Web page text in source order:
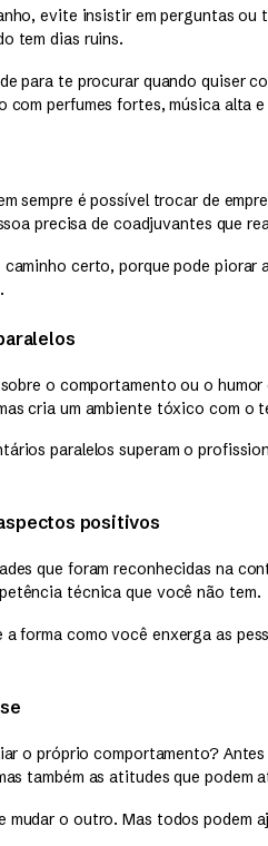
evite insistir em perguntas
tem dias ruins.
para te procurar quando quiser
com perfumes fortes, música alta
sempre é possível trocar de
precisa de coadjuvantes que
caminho certo, porque pode
o comportamento ou o
cria um ambiente tóxico com o
paralelos superam o
positivos
que foram reconhecidas na
técnica que você não tem.
a forma como você enxerga as
o próprio comportamento?
também as atitudes que podem
mudar o outro. Mas todos podem